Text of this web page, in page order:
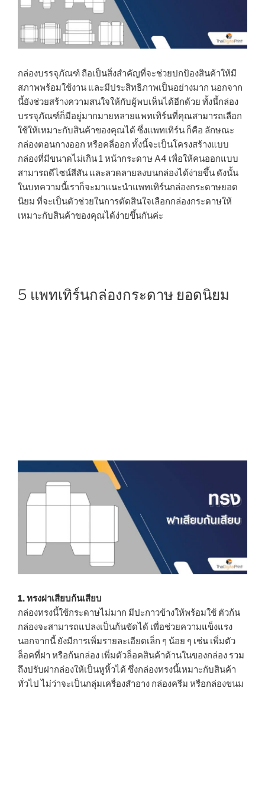
กล่องบรรจุภัณฑ์ ถือเป็นสิ่งสำคัญที่จะช่วยปกป้องสินค้าให้มี
สภาพพร้อมใช้งาน และมีประสิทธิภาพเป็นอย่างมาก นอกจาก
นี้ยังช่วยสร้างความสนใจให้กับผู้พบเห็นได้อีกด้วย ทั้งนี้กล่อง
บรรจุภัณฑ์ก็มีอยู่มากมายหลายแพทเทิร์นที่คุณสามารถเลือก
ใช้ให้เหมาะกับสินค้าของคุณได้ ซึ่งแพทเทิร์น ก็คือ ลักษณะ
กล่องตอนกางออก หรือคลี่ออก ทั้งนี้จะเป็นโครงสร้างแบบ
กล่องที่มีขนาดไม่เกิน 1 หน้ากระดาษ A4 เพื่อให้คนออกแบบ
สามารถดีไซน์สีสัน และลวดลายลงบนกล่องได้ง่ายขึ้น ดังนั้น
ในบทความนี้เราก็จะมาแนะนำแพทเทิร์นกล่องกระดาษยอด
นิยม ที่จะเป็นตัวช่วยในการตัดสินใจเลือกกล่องกระดาษให้
เหมาะกับสินค้าของคุณได้ง่ายขึ้นกันค่ะ
5 แพทเทิร์นกล่องกระดาษ ยอดนิยม
1. ทรงฝาเสียบก้นเสียบ
กล่องทรงนี้ใช้กระดาษไม่มาก มีปะกาวข้างให้พร้อมใช้ ตัวก้น
กล่องจะสามารถแปลงเป็นก้นขัดได้ เพื่อช่วยความแข็งแรง
นอกจากนี้ ยังมีการเพิ่มรายละเอียดเล็ก ๆ น้อย ๆ เช่น เพิ่มตัว
ล็อคที่ฝา หรือก้นกล่อง เพิ่มตัวล็อคสินค้าด้านในของกล่อง รวม
ถึงปรับฝากล่องให้เป็นหูหิ้วได้ ซึ่งกล่องทรงนี้เหมาะกับสินค้า
ทั่วไป ไม่ว่าจะเป็นกลุ่มเครื่องสำอาง กล่องครีม หรือกล่องขนม